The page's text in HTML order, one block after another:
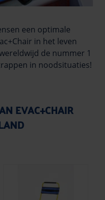
een optimale
in het leven
de nummer 1
in noodsituaties!
EVAC+CHAIR